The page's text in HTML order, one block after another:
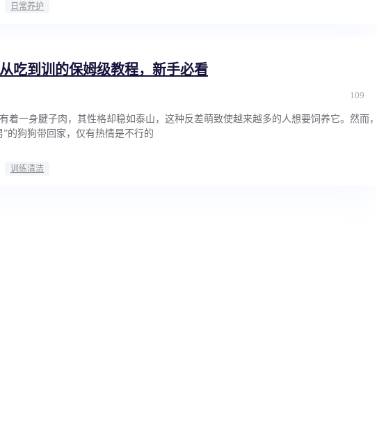
日常养护
吃到训的保姆级教程，新手必看
109
着一身腱子肉，其性格却稳如泰山，这种反差萌致使越来越多的人想要饲养它。然而，
的狗狗带回家，仅有热情是不行的
训练清洁